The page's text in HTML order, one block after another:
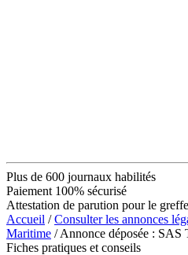
Plus de 600 journaux habilités
Paiement 100% sécurisé
Attestation de parution pour le
Accueil /Consulter les annonces
Maritime / Annonce déposée :
Fiches pratiques et conseils